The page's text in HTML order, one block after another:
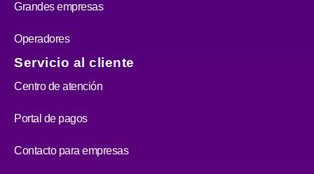
Grandes empresas
Operadores
Servicio al cliente
Centro de atención
Portal de pagos
Contacto para empresas